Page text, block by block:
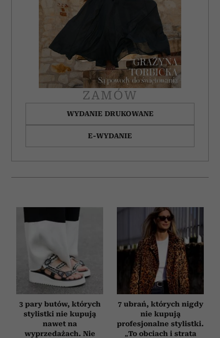
ZAMÓW
WYDANIE DRUKOWANE
E-WYDANIE
3 pary butów, których
stylistki nie kupują
nawet na
wyprzedażach. Nie
7 ubrań, których nigdy
nie kupują
profesjonalne stylistki.
„To obciach i strata